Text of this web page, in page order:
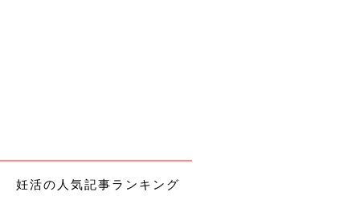
取するのが確実。検査に抵抗を感じる男性も多いかもしれません
妊活の人気記事ランキング